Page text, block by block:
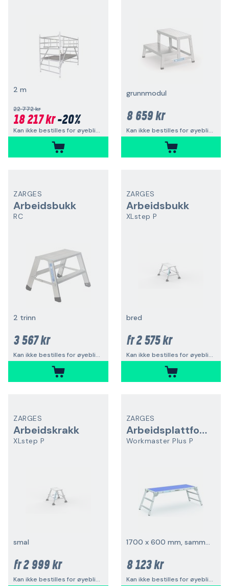
2 m
22 772 kr
18 217 kr-20%
Kan ikke bestilles for øyeblikket
grunnmodul
8 659 kr
Kan ikke bestilles for øyeblikket
ZARGES
Arbeidsbukk
RC
2 trinn
3 567 kr
Kan ikke bestilles for øyeblikket
ZARGES
Arbeidsbukk
XLstep P
bred
fr2 575 kr
Kan ikke bestilles for øyeblikket
ZARGES
Arbeidskrakk
XLstep P
smal
fr2 999 kr
Kan ikke bestilles for øyeblikket
ZARGES
Arbeidsplattform
Workmaster Plus P
1700 x 600 mm, sammenleggbar
8 123 kr
Kan ikke bestilles for øyeblikket